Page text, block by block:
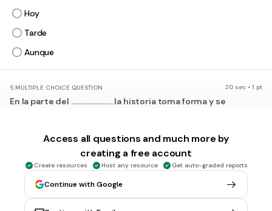
Hoy
Tarde
Aunque
5.MULTIPLE CHOICE QUESTION 20 sec • 1 pt
En la parte del ........................ la historia toma forma y se
Desenlace
reflexión
Access all questions and much more by
creating a free account
Create resources Host any resource Get auto-graded reports
Continue with Google